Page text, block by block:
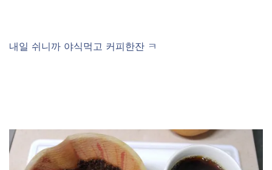
내일 쉬니까 야식먹고 커피한잔 ㅋ